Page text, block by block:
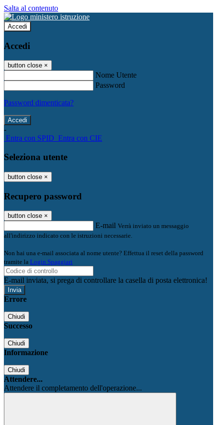
Salta al contenuto
Accedi
Accedi
button close ×
Nome Utente
Password
Password dimenticata?
-
Entra con SPID Entra con CIE
Seleziona utente
button close ×
Recupero password
button close ×
E-mail Verrà inviato un messaggio
all'indirizzo indicato con le istruzioni necessarie.
Non hai una e-mail associata al nome utente? Effettua il reset della password
tramite la Login Spaggiari
E-mail inviata, si prega di controllare la casella di posta elettronica!
Errore
Chiudi
Successo
Chiudi
Informazione
Chiudi
Attendere...
Attendere il completamento dell'operazione...